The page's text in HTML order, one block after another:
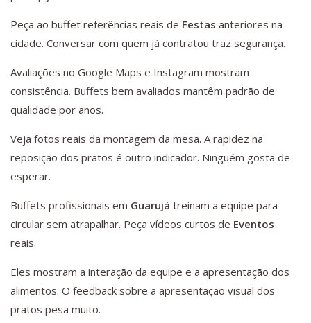
Peça ao buffet referências reais de Festas anteriores na
cidade. Conversar com quem já contratou traz segurança.
Avaliações no Google Maps e Instagram mostram
consistência. Buffets bem avaliados mantêm padrão de
qualidade por anos.
Veja fotos reais da montagem da mesa. A rapidez na
reposição dos pratos é outro indicador. Ninguém gosta de
esperar.
Buffets profissionais em Guarujá treinam a equipe para
circular sem atrapalhar. Peça vídeos curtos de Eventos
reais.
Eles mostram a interação da equipe e a apresentação dos
alimentos. O feedback sobre a apresentação visual dos
pratos pesa muito.